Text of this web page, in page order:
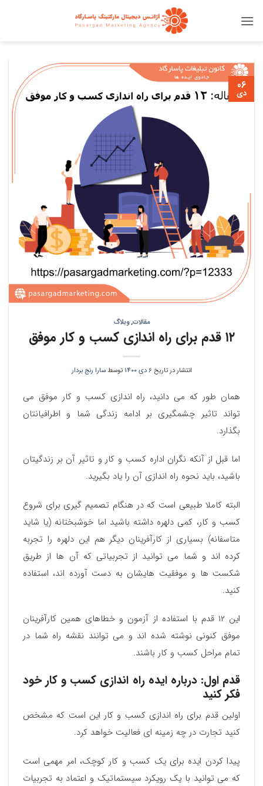
06
دی
مقالات,وبلاگ
۱۲ قدم برای راه اندازی کسب و کار موفق
انتشار در تاریخ 6 دی 1400 توسطسارا رنج بردار
همان طور که می دانید، راه اندازی کسب و کار موفق می
تواند تاثیر چشمگیری بر ادامه زندگی شما و اطرافیانتان
بگذارد.
اما قبل از آنکه نگران اداره‌ کسب و کار و تاثیر آن بر زندگیتان
باشید، باید نحوه راه اندازی آن را یاد بگیرید.
البته کاملا طبیعی است که در هنگام تصمیم گیری برای شروع
کسب و کار، کمی دلهره داشته باشید اما خوشبختانه (یا شاید
متاسفانه) بسیاری از کارآفرینان دیگر هم این دلهره را تجربه
کرده اند و شما می توانید از تجربیاتی که آن ها از طریق
شکست ها و موفقیت هایشان به دست آورده اند، استفاده
کنید.
این ۱۲ قدم با استفاده از آزمون و خطاهای همین کارآفرینان
موفق کنونی نوشته شده اند و می توانند نقشه راه شما در
تمام مراحل کسب و کار باشند.
قدم اول: درباره ایده راه اندازی کسب و کار خود
فکر کنید
اولین قدم برای راه اندازی کسب و کار این است که مشخص
کنید تجارت در چه زمینه ای فعالیت خواهد کرد.
پیدا کردن ایده برای یک کسب و کار کوچک، امر مهمی است
که می توانید با یک رویکرد سیستماتیک و اعتماد به تجربیات